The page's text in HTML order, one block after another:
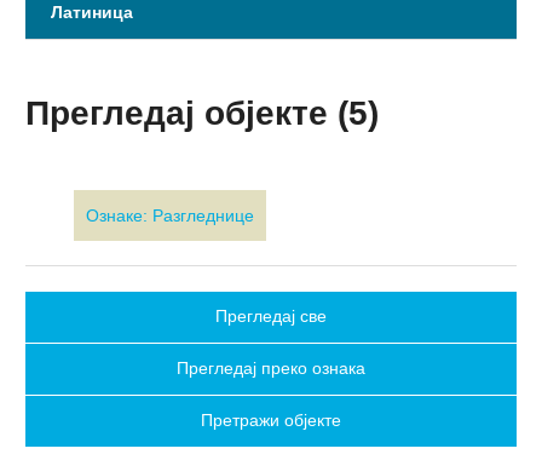
Латиница
Прегледај објекте (5)
Ознаке: Разгледнице
Прегледај све
Прегледај преко ознака
Претражи објекте